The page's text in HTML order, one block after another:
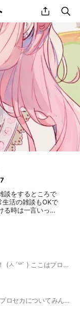
share
雑談部屋
見てくれた方ありがとうございます！ (ㅅ´꒳` ) ここはプロセカが好きな人が集まる場所です！ 初心者さん大歓迎！(主もそう) イラスト、雑談、グッズ情報、など共有してたのしむ場所です！(*´艸`) 無言抜け、即抜け禁止！一言求む！ 荒らしはやめてー！！(××) 一応他界隈もありだよー！！ 主はどうでもいいことを話したい人ですがぜひはいってみてください！ #プロセカ#青柳冬弥#東雲彰人#白石杏#小豆沢こはね#星野一歌#天馬咲希#望月穂波#日野森志歩#花里みのり#桐谷遥#桃井愛莉#日野森雫#天馬司#鳳えむ#草薙寧々#神代類#宵崎奏#朝比奈まふゆ#東雲絵名#暁山瑞希#初音ミク#鏡音リン#鏡音レン#巡音ルカ#MEIKO#KAITO#プロジェクトセカイカラフルステージ#雑談#イラスト#グッズ#ニーゴ#25時、ナイトコードで。#ビビバス#Vivid BAD SQUAD#ワンダショ#ワンダーライズショウタイム#モアジャン#MORE MORE JUMP!#レオニ#Leo/need#バーチャルシンガー#初心者#初心者大歓迎#音ゲー#バドド
見てくれてありがとーー！！ ここはプロセカについてみんなと一緒に語り合う所です！ 推しについてや、ゲームのリザルトの話などわちゃわちゃ話していきたいです！ 雑談も全然ＯＫ！ 過疎らないよう動かしてくれる人募集中です👍 承認早いです！ 取り敢えず入っちゃって！ 『ルール』 ・荒らし× ・過度な暴言、下ネタ× ・即抜け× ・他界隈○ ？まだ見てる？ ここまで見たら入ろう！ #プロセカ#初音ミク#鏡音リン#鏡音レン#巡音ルカ#MEIKO#KAITO#星乃一歌#天馬咲希#望月穂波#日野森志歩#花里みのり#桐谷遥#桃井愛莉#日野森雫#小豆沢こはね#白石杏#東雲彰人#青柳冬弥#天馬司#鳳えむ#草薙寧々#神代類#宵崎奏#朝比奈まふゆ#東雲絵名#暁山瑞希